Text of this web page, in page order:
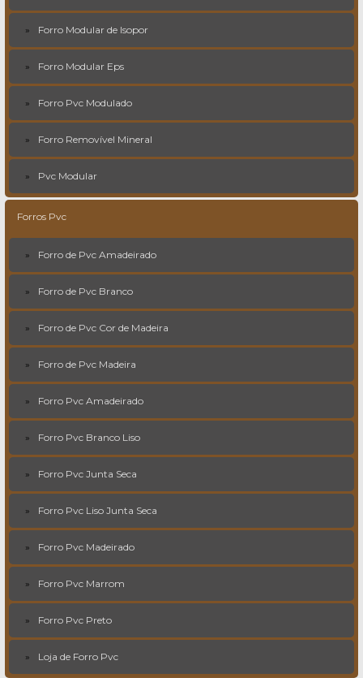
Forro Modular de Isopor
Forro Modular Eps
Forro Pvc Modulado
Forro Removível Mineral
Pvc Modular
Forros Pvc
Forro de Pvc Amadeirado
Forro de Pvc Branco
Forro de Pvc Cor de Madeira
Forro de Pvc Madeira
Forro Pvc Amadeirado
Forro Pvc Branco Liso
Forro Pvc Junta Seca
Forro Pvc Liso Junta Seca
Forro Pvc Madeirado
Forro Pvc Marrom
Forro Pvc Preto
Loja de Forro Pvc